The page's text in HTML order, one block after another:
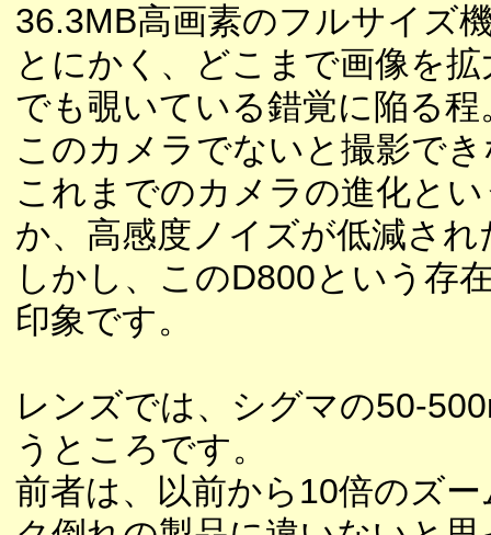
36.3MB高画素のフルサイズ
とにかく、どこまで画像を
でも覗いている錯覚に陥る程
このカメラでないと撮影で
これまでのカメラの進化と
か、高感度ノイズが低減さ
しかし、このD800という存
印象です。
レンズでは、シグマの50-
うところです。
前者は、以前から10倍のズ